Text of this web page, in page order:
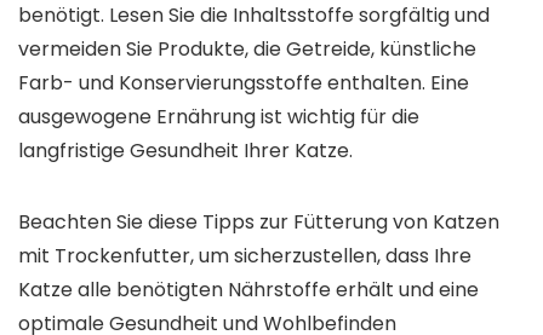
benötigt. Lesen Sie die Inhaltsstoffe sorgfältig und
vermeiden Sie Produkte, die Getreide, künstliche
Farb- und Konservierungsstoffe enthalten. Eine
ausgewogene Ernährung ist wichtig für die
langfristige Gesundheit Ihrer Katze.
Beachten Sie diese Tipps zur Fütterung von Katzen
mit Trockenfutter, um sicherzustellen, dass Ihre
Katze alle benötigten Nährstoffe erhält und eine
optimale Gesundheit und Wohlbefinden